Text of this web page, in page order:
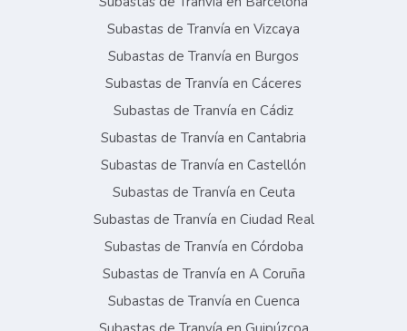
Subastas de Tranvía en Vizcaya
Subastas de Tranvía en Burgos
Subastas de Tranvía en Cáceres
Subastas de Tranvía en Cádiz
Subastas de Tranvía en Cantabria
Subastas de Tranvía en Castellón
Subastas de Tranvía en Ceuta
Subastas de Tranvía en Ciudad Real
Subastas de Tranvía en Córdoba
Subastas de Tranvía en A Coruña
Subastas de Tranvía en Cuenca